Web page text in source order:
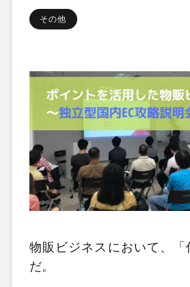
その他
物販ビジネスにおいて、「
だ。